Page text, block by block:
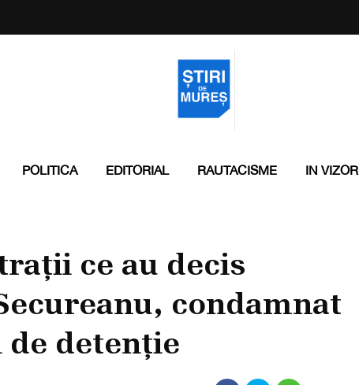
POLITICA EDITORIAL RAUTACISME IN VIZOR
ce au decis
condamnat
de detenție